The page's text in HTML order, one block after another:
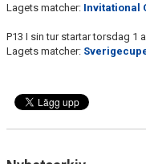
Lagets matcher: Invitational
P13 I sin tur startar torsdag 1
Lagets matcher: